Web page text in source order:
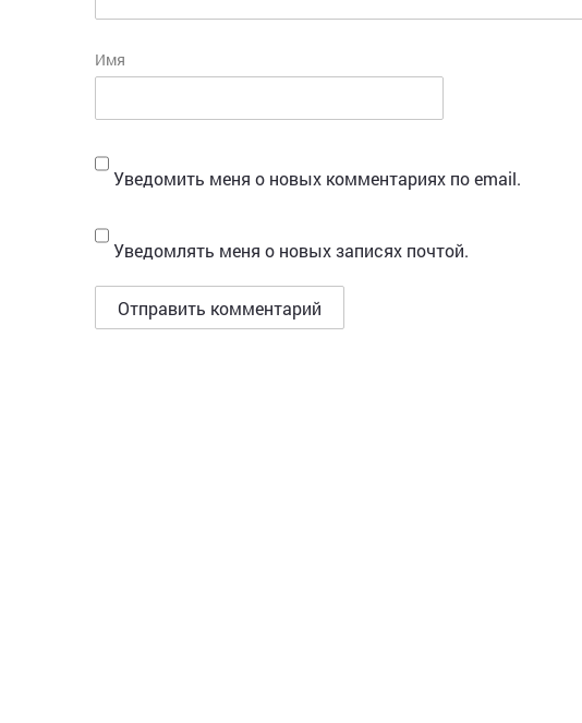
Имя
Уведомить меня о новых комментариях по email.
Уведомлять меня о новых записях почтой.